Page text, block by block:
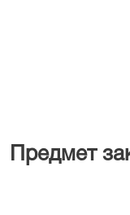
Предмет